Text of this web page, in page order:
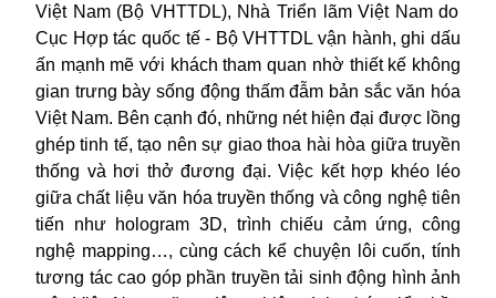
Việt Nam (Bộ VHTTDL), Nhà Triển lãm Việt Nam do
Cục Hợp tác quốc tế- Bộ VHTTDL vận hành, ghi dấu
ấn mạnh mẽ với khách tham quan nhờ thiết kế không
gian trưng bày sống động thấm đẫm bản sắc văn hóa
Việt Nam. Bên cạnh đó, những nét hiện đại được lồng
ghép tinh tế, tạo nên sự giao thoa hài hòa giữa truyền
thống và hơi thở đương đại. Việc kết hợp khéo léo
giữa chất liệu văn hóa truyền thống và công nghệ tiên
tiến như hologram 3D, trình chiếu cảm ứng, công
nghệ mapping…, cùng cách kể chuyện lôi cuốn, tính
tương tác cao góp phần truyền tải sinh động hình ảnh